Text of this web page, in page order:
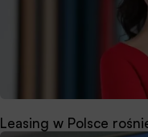
Leasing w Polsce